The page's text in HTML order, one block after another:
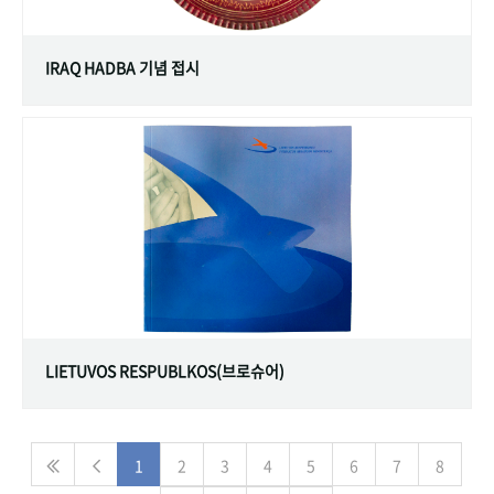
IRAQ HADBA 기념 접시
LIETUVOS RESPUBLKOS(브로슈어)
1 2 3 4 5 6 7 8